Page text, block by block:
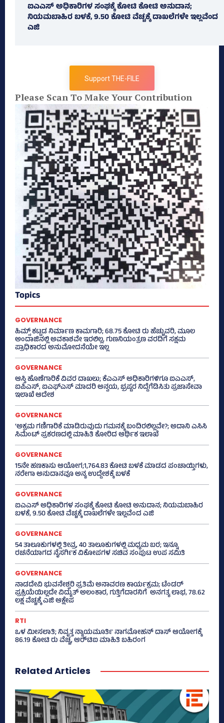
ಐಎಎಸ್‌ ಅಧಿಕಾರಿಗಳ ಸಂಘಕ್ಕೆ ಕೋಟಿ ಕೋಟಿ ಅನುದಾನ;
ನಿಯಮಬಾಹಿರ ಬಳಕೆ, 9.50 ಕೋಟಿ ವೆಚ್ಚಕ್ಕೆ ದಾಖಲೆಗಳೇ ಇಲ್ಲವೆಂದ
ಎಜಿ
Support THE-FILE
Please Scan To Make Your Contribution
Topics
GOVERNANCE
ಹಿಮ್ಸ್‌ ಕಟ್ಟಡ ನಿರ್ಮಾಣ ಕಾಮಗಾರಿ; 68.75 ಕೋಟಿ ರು ಹೆಚ್ಚುವರಿ, ಮೂಲ
ಅಂದಾಜಿನಲ್ಲಿ ಅವಕಾಶವೇ ಇರಲಿಲ್ಲ, ಗುಣನಿಯಂತ್ರಣ ವರದಿಗೆ ಸಕ್ಷಮ
ಪ್ರಾಧಿಕಾರದ ಅನುಮೋದನೆಯೇ ಇಲ್ಲ
GOVERNANCE
ಆಸ್ತಿ ಹೊಣೆಗಾರಿಕೆ ವಿವರ ದಾಖಲು; ಕೆಎಎಸ್ ಅಧಿಕಾರಿಗಳಿಗೂ ಐಎಎಸ್‌,
ಐಪಿಎಸ್‌, ಐಎಫ್‌ಎಸ್‌ ಮಾದರಿ ಅನ್ವಯ, ಭ್ರಷ್ಟರ ನಿದ್ದೆಗೆಡಿಸಿತು ಪ್ರಜಾಸೇವಾ
ಇಲಾಖೆ ಆದೇಶ
GOVERNANCE
‘ಅಕ್ರಮ ಗಣಿಗಾರಿಕೆ ಮಾಡಿರುವುದು ಗಮನಕ್ಕೆ ಬಂದಿರಲಿಲ್ಲವೇ?; ಅದಾನಿ ಎಸಿಸಿ
ಸಿಮೆಂಟ್ ಪ್ರಕರಣದಲ್ಲಿ ಮಾಹಿತಿ ಕೋರಿದ ಆರ್ಥಿಕ ಇಲಾಖೆ
GOVERNANCE
15ನೇ ಹಣಕಾಸು ಆಯೋಗ;1,764.83 ಕೋಟಿ ಬಳಕೆ ಮಾಡದ ಪಂಚಾಯ್ತಿಗಳು,
ನರೇಗಾ ಅನುದಾನವೂ ಅನ್ಯ ಉದ್ದೇಶಕ್ಕೆ ಬಳಕೆ
GOVERNANCE
ಐಎಎಸ್‌ ಅಧಿಕಾರಿಗಳ ಸಂಘಕ್ಕೆ ಕೋಟಿ ಕೋಟಿ ಅನುದಾನ; ನಿಯಮಬಾಹಿರ
ಬಳಕೆ, 9.50 ಕೋಟಿ ವೆಚ್ಚಕ್ಕೆ ದಾಖಲೆಗಳೇ ಇಲ್ಲವೆಂದ ಎಜಿ
GOVERNANCE
54 ತಾಲೂಕುಗಳಲ್ಲಿ ತೀವ್ರ, 40 ತಾಲೂಕುಗಳಲ್ಲಿ ಮಧ್ಯಮ ಬರ; ಇನ್ನೂ
ರಚನೆಯಾಗದ ನೈಸರ್ಗಿಕ ವಿಕೋಪಗಳ ಸಚಿವ ಸಂಪುಟ ಉಪ ಸಮಿತಿ
GOVERNANCE
ನಾಡದೇವಿ ಭುವನೇಶ್ವರಿ ಪ್ರತಿಮೆ ಅನಾವರಣ ಕಾರ್ಯಕ್ರಮ; ಟೆಂಡರ್
ಪ್ರಕ್ರಿಯೆಯಿಲ್ಲದೇ ವಿದ್ಯುತ್‌ ಅಲಂಕಾರ, ಗುತ್ತಿಗೆದಾರನಿಗೆ ಅನಗತ್ಯ ಲಾಭ, 78.62
ಲಕ್ಷ ವೆಚ್ಚಕ್ಕೆ ಎಜಿ ಆಕ್ಷೇಪ
RTI
ಒಳ ಮೀಸಲಾತಿ; ನಿವೃತ್ತ ನ್ಯಾಯಮೂರ್ತಿ ನಾಗಮೋಹನ್ ದಾಸ್ ಆಯೋಗಕ್ಕೆ
86.19 ಕೋಟಿ ರು ವೆಚ್ಚ, ಆರ್‍‌ಟಿಐ ಮಾಹಿತಿ ಬಹಿರಂಗ
Related Articles